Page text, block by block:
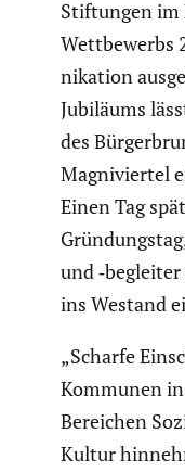
Stiftungen im
ni­ka­tion
Jubiläums
des
Magni­viertel
Einen Tag
und
ins Westand
„Scharfe
Kommunen
Bereichen
Kultur